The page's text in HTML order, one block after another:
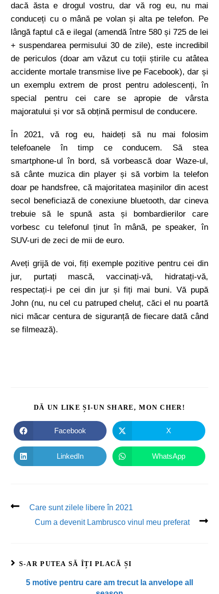
dacă ăsta e drogul vostru, dar vă rog eu, nu mai
conduceți cu o mână pe volan și alta pe telefon. Pe
lângă faptul că e ilegal (amendă între 580 și 725 de lei
+ suspendarea permisului 30 de zile), este incredibil
de periculos (doar am văzut cu toții știrile cu atâtea
accidente mortale transmise live pe Facebook), dar și
un exemplu extrem de prost pentru adolescenți, în
special pentru cei care se apropie de vârsta
majoratului și vor să obțină permisul de conducere.
În 2021, vă rog eu, haideți să nu mai folosim
telefoanele în timp ce conducem. Să stea
smartphone-ul în bord, să vorbească doar Waze-ul,
să cânte muzica din player și să vorbim la telefon
doar pe handsfree, că majoritatea mașinilor din acest
secol beneficiază de conexiune bluetooth, dar cineva
trebuie să le spună asta și bombardierilor care
vorbesc cu telefonul ținut în mână, pe speaker, în
SUV-uri de zeci de mii de euro.
Aveți grijă de voi, fiți exemple pozitive pentru cei din
jur, purtați mască, vaccinați-vă, hidratați-vă,
respectați-i pe cei din jur și fiți mai buni. Vă pupă
John (nu, nu cel cu patruped cheluț, căci el nu poartă
nici măcar centura de siguranță de fiecare dată când
se filmează).
DĂ UN LIKE ȘI-UN SHARE, MON CHER!
Facebook X
LinkedIn WhatsApp
Care sunt zilele libere în 2021
Cum a devenit Lambrusco vinul meu preferat
S-AR PUTEA SĂ ÎȚI PLACĂ ȘI
5 motive pentru care am trecut la anvelope all